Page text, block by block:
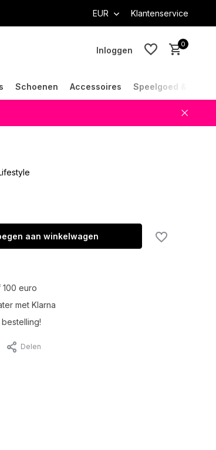
EUR Klantenservice
Inloggen
0
Schoenen Accessoires Speelgoed &
aan winkelwagen
euro
met Klarna
Delen